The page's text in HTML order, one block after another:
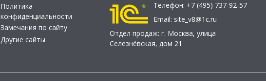
Политика
конфиденциальности
Замечания по сайту
Другие сайты
Телефон: +7 (495) 737-92-57
Email: site_v8@1c.ru
Отдел продаж: г. Москва, улица
Селезнёвская, дом 21